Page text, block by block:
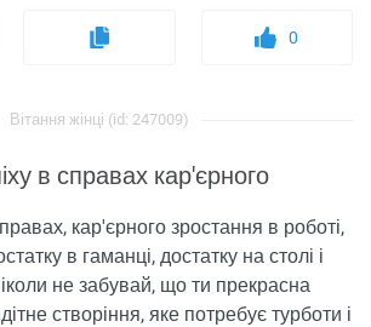
0
Вітання жінці (id: 247009)
в справах кар'єрного
кар'єрного зростання в роботі,
в гаманці, достатку на столі і
не забувай, що ти прекрасна
створіння, яке потребує турботи і